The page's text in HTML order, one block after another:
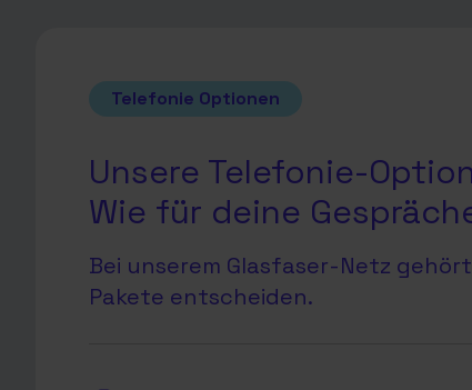
Telefonie Optionen
Unsere Telefonie-
Wie für deine
Bei unserem Glasfaser-Netz
Pakete entscheiden.